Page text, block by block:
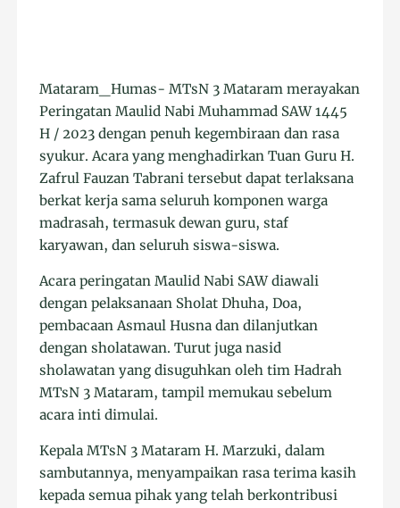
Mataram_Humas- MTsN 3 Mataram merayakan
Peringatan Maulid Nabi Muhammad SAW 1445
H / 2023 dengan penuh kegembiraan dan rasa
syukur. Acara yang menghadirkan Tuan Guru H.
Zafrul Fauzan Tabrani tersebut dapat terlaksana
berkat kerja sama seluruh komponen warga
madrasah, termasuk dewan guru, staf
karyawan, dan seluruh siswa-siswa.
Acara peringatan Maulid Nabi SAW diawali
dengan pelaksanaan Sholat Dhuha, Doa,
pembacaan Asmaul Husna dan dilanjutkan
dengan sholatawan. Turut juga nasid
sholawatan yang disuguhkan oleh tim Hadrah
MTsN 3 Mataram, tampil memukau sebelum
acara inti dimulai.
Kepala MTsN 3 Mataram H. Marzuki, dalam
sambutannya, menyampaikan rasa terima kasih
kepada semua pihak yang telah berkontribusi